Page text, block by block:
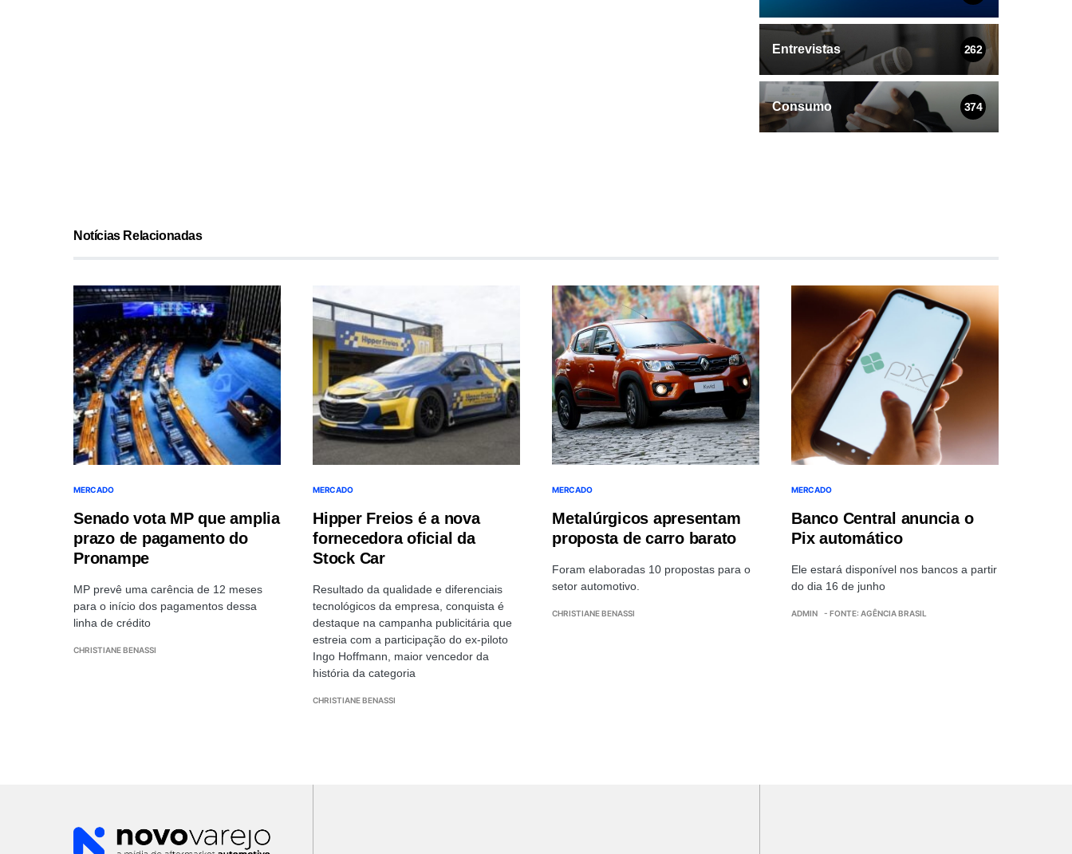
Entrevistas 262
Consumo 374
Notícias Relacionadas
MERCADO
Senado vota MP que amplia
prazo de pagamento do
Pronampe
MP prevê uma carência de 12 meses
para o início dos pagamentos dessa
linha de crédito
CHRISTIANE BENASSI
MERCADO
Hipper Freios é a nova
fornecedora oficial da
Stock Car
Resultado da qualidade e diferenciais
tecnológicos da empresa, conquista é
destaque na campanha publicitária que
estreia com a participação do ex-piloto
Ingo Hoffmann, maior vencedor da
história da categoria
CHRISTIANE BENASSI
MERCADO
Metalúrgicos apresentam
proposta de carro barato
Foram elaboradas 10 propostas para o
setor automotivo.
CHRISTIANE BENASSI
MERCADO
Banco Central anuncia o
Pix automático
Ele estará disponível nos bancos a partir
do dia 16 de junho
ADMIN - FONTE: AGÊNCIA BRASIL